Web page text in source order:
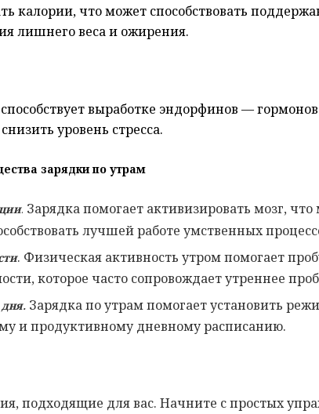
калории, что может способствовать
лишнего веса и ожирения.
выработке эндорфинов —
уровень стресса.
зарядки по утрам
. Зарядка помогает активизировать мозг,
лучшей работе умственных
. Физическая активность утром помогает
которое часто сопровождает утреннее
. Зарядка по утрам помогает установить
и продуктивному дневному расписанию.
подходящие для вас. Начните с простых